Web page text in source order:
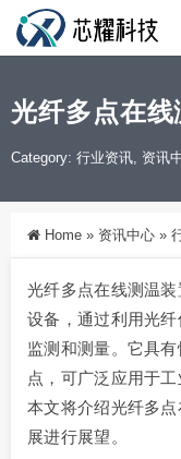
光纤多点在线
Category: 行业资讯, 资讯
Home » 资讯中心 »
光纤多点在线测温
设备，通过利用光
监测和测量。它具
点，可广泛应用于
本文将介绍光纤多
展进行展望。